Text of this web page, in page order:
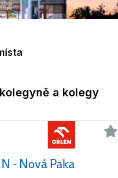
a kolegy
- Nová Paka